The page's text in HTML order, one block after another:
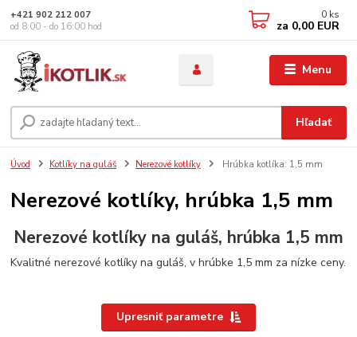
Menu
Hľadať
+421 902 212 007
od 8:00 - do 16:00 hod
0 ks
za 0,00 EUR
Úvod Kotlíky na guláš Nerezové kotlíky Hrúbka kotlíka: 1,5 mm
Nerezové kotlíky, hrúbka 1,5 mm
Nerezové kotlíky na guláš, hrúbka 1,5 mm
Kvalitné nerezové kotlíky na guláš, v hrúbke 1,5 mm za nízke ceny.
Upresniť parametre